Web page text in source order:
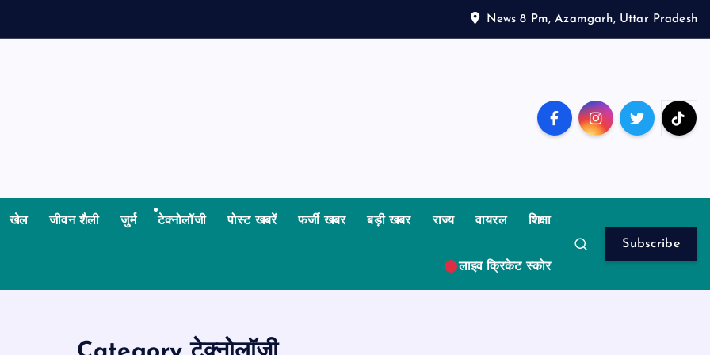
News 8 Pm, Azamgarh, Uttar Pradesh
खेल जीवन शैली जुर्म टेक्नोलॉजी पोस्ट खबरें फर्जी खबर बड़ी खबर राज्य वायरल शिक्षा
लाइव क्रिकेट स्कोर
Subscribe